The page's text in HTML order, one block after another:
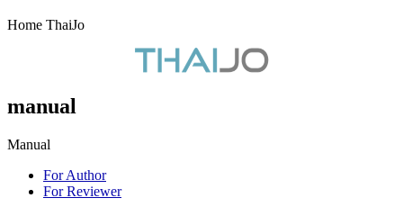
Home ThaiJo
manual
Manual
For Author
For Reviewer